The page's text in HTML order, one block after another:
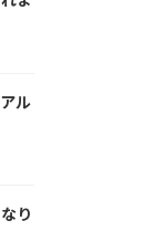
ル
り